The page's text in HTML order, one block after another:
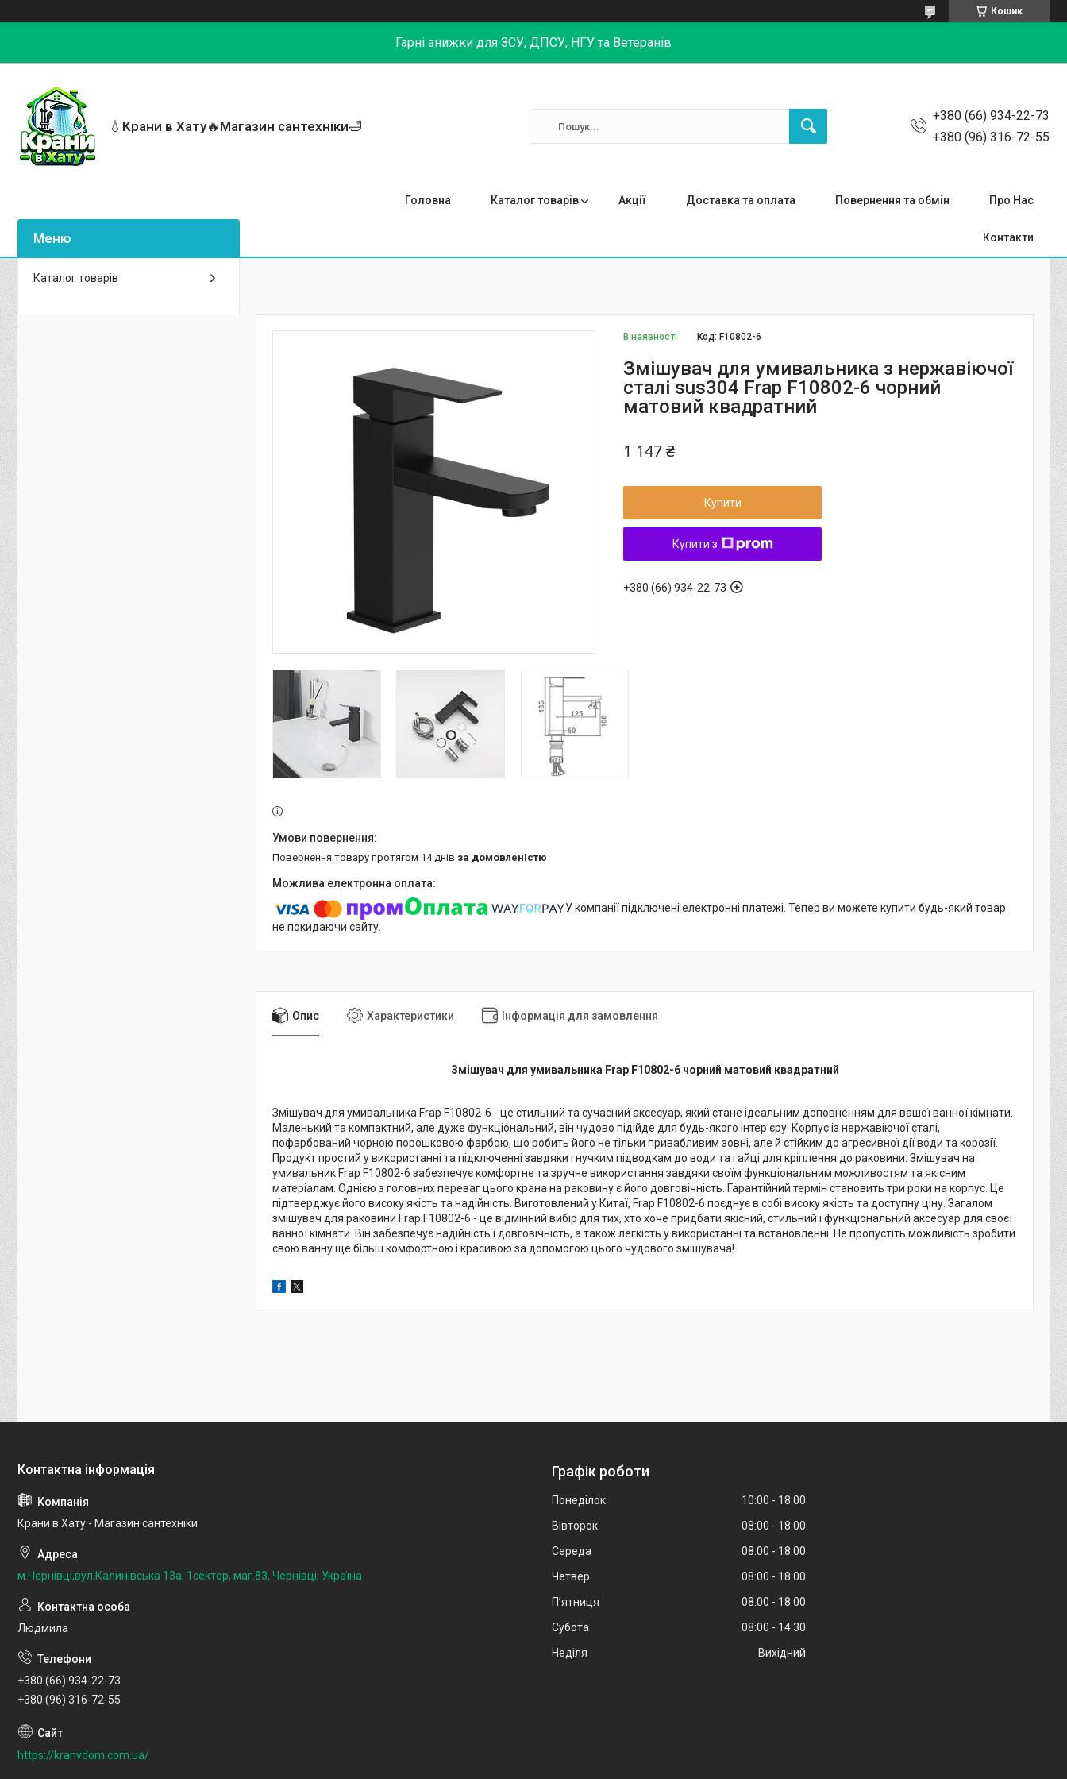
Кошик
Гарні знижки для ЗСУ, ДПСУ, НГУ та Ветеранів
💧Крани в Хату🔥Магазин сантехніки🛁
+380 (66) 934-22-73
+380 (96) 316-72-55
Головна Каталог товарів Акції Доставка та оплата Повернення та обмін Про Нас
Контакти
В наявності Код: F10802-6
Змішувач для умивальника з нержавіючої
сталі sus304 Frap F10802-6 чорний
матовий квадратний
1 147 ₴
Купити
Купити з
+380 (66) 934-22-73
повернення товару протягом 14 днів за домовленістю
У компанії підключені електронні платежі. Тепер ви можете купити будь-який товар
не покидаючи сайту.
Опис Характеристики Інформація для замовлення
Змішувач для умивальника Frap F10802-6 чорний матовий квадратний
Змішувач для умивальника Frap F10802-6 - це стильний та сучасний аксесуар, який стане ідеальним доповненням для вашої ванної кімнати.
Маленький та компактний, але дуже функціональний, він чудово підійде для будь-якого інтер'єру. Корпус із нержавіючої сталі,
пофарбований чорною порошковою фарбою, що робить його не тільки привабливим зовні, але й стійким до агресивної дії води та корозії.
Продукт простий у використанні та підключенні завдяки гнучким підводкам до води та гайці для кріплення до раковини. Змішувач на
умивальник Frap F10802-6 забезпечує комфортне та зручне використання завдяки своїм функціональним можливостям та якісним
матеріалам. Однією з головних переваг цього крана на раковину є його довговічність. Гарантійний термін становить три роки на корпус. Це
підтверджує його високу якість та надійність. Виготовлений у Китаї, Frap F10802-6 поєднує в собі високу якість та доступну ціну. Загалом
змішувач для раковини Frap F10802-6 - це відмінний вибір для тих, хто хоче придбати якісний, стильний і функціональний аксесуар для своєї
ванної кімнати. Він забезпечує надійність і довговічність, а також легкість у використанні та встановленні. Не пропустіть можливість зробити
свою ванну ще більш комфортною і красивою за допомогою цього чудового змішувача!
Каталог товарів
Крани в Хату - Магазин сантехніки
м.Чернівці,вул.Калинівська 13а, 1сектор, маг.83, Чернівці, Україна
Людмила
+380 (66) 934-22-73
+380 (96) 316-72-55
https://kranvdom.com.ua/
Графік роботи
Понеділок 10:00
18:00
Вівторок
08:00
18:00
Середа
08:00
18:00
Четвер
08:00
18:00
Пʼятниця
08:00
18:00
Субота
08:00
14:30
Неділя
Вихідний